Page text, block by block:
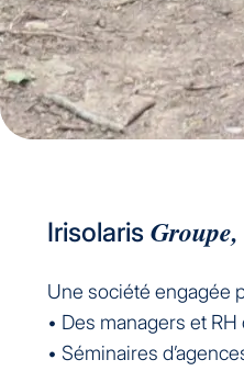
Irisolaris Groupe,
Une société engagée
• Des managers et
• Séminaires